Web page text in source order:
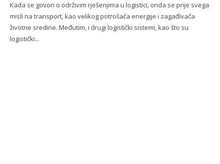
Kada se govori o održivim rješenjima u logistici, onda se prije svega
misli na transport, kao velikog potrošača energije i zagađivača
životne sredine. Međutim, i drugi logistički sistemi, kao što su
logistički...